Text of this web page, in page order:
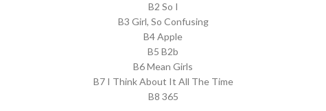
B2 So I
B3 Girl, So Confusing
B4 Apple
B5 B2b
B6 Mean Girls
B7 I Think About It All The Time
B8 365